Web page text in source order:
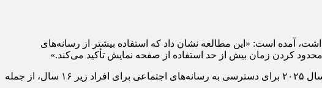
آمده است: «این مطالعه نشان داد که استفاده بیشتر از رسانه‌های
این مطالعه حدود ۱۲۰۰ شرکت‌کننده ملبورنی ۹ تا ۱۹ ساله را ردیابی کرد و داده‌های سالانه را قبل از محدودیت‌های استرالیا در سال ۲۰۲۵ برای دسترسی به رسانه‌های اجتماعی برای افراد زیر ۱۶ سال، از جمله